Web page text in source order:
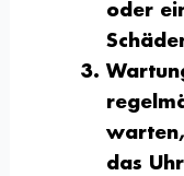
oder
das